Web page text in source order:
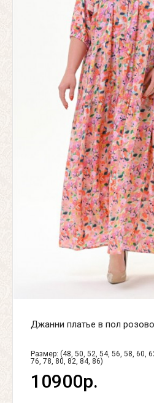
Джанни платье в пол
Размер: (48, 50, 52, 54, 56, 58, 60,
76, 78, 80, 82, 84, 86)
10900р.